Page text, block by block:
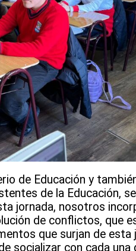
de Educación y
de la Educación,
jornada, nosotros
de conflictos, que
que surjan de
socializar con cada una